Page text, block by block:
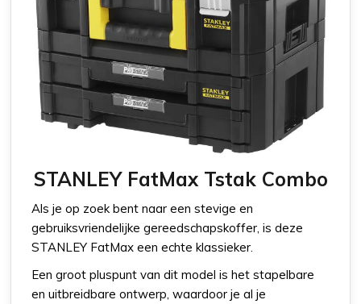
STANLEY FatMax Tstak Combo
Als je op zoek bent naar een stevige en
gebruiksvriendelijke gereedschapskoffer, is deze
STANLEY FatMax een echte klassieker.
Een groot pluspunt van dit model is het stapelbare
en uitbreidbare ontwerp, waardoor je al je